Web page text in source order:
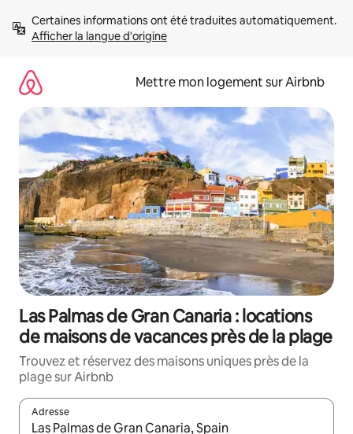
directement
Afficher la langue d'origine
Mettre mon logement sur Airbnb
Las Palmas de Gran Canaria : locations
de maisons de vacances près de la plage
Trouvez et réservez des maisons uniques près de la
plage sur Airbnb
Adresse
Lorsque les résultats s'affichent, utilisez les flèches vers le